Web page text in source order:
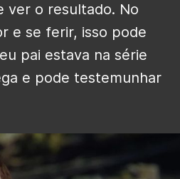
ver o resultado. No
e se ferir, isso pode
pai estava na série
e pode testemunhar